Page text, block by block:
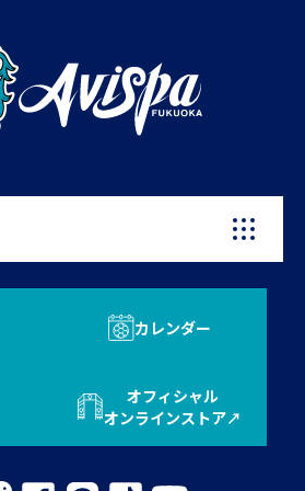
カレンダー
オフィシャル
オンラインストア